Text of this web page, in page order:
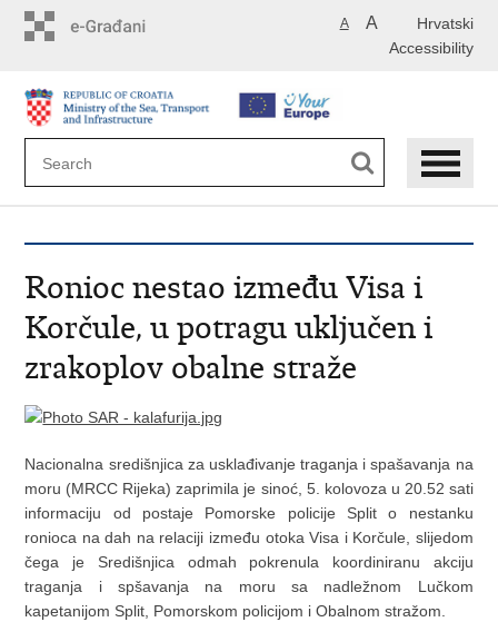
Hrvatski
A A
Accessibility
Ronioc nestao između Visa i
Korčule, u potragu uključen i
zrakoplov obalne straže
Nacionalna središnjica za usklađivanje traganja i spašavanja na
moru (MRCC Rijeka) zaprimila je sinoć, 5. kolovoza u 20.52 sati
informaciju od postaje Pomorske policije Split o nestanku
ronioca na dah na relaciji između otoka Visa i Korčule, slijedom
čega je Središnjica odmah pokrenula koordiniranu akciju
traganja i spšavanja na moru sa nadležnom Lučkom
kapetanijom Split, Pomorskom policijom i Obalnom stražom.